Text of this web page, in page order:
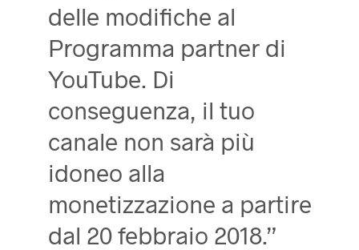
delle modifiche al
Programma partner di
YouTube. Di
conseguenza, il tuo
canale non sarà più
idoneo alla
monetizzazione a partire
dal 20 febbraio 2018.”